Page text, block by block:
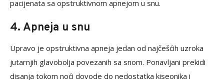
pacijenata sa opstruktivnom apnejom u snu.
4. Apneja u snu
Upravo je opstruktivna apneja jedan od najčešćih uzroka
jutarnjih glavobolja povezanih sa snom. Ponavljani prekidi
disanja tokom noći dovode do nedostatka kiseonika i